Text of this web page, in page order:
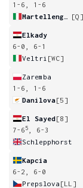
1-6, 1-6
[Q]
Elkady
6-0, 6-1
Veltri [WC]
Zaremba
1-6, 1-6
Danilova[5]
El Sayed[8]
7-6 5
, 6-3
Schlepphorst
Kapcia
6-2, 6-0
Prepslova [LL]